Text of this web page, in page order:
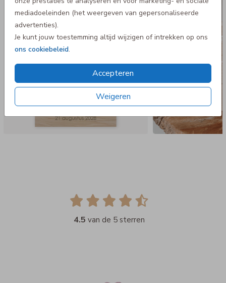
mediadoeleinden (het weergeven van gepersonaliseerde
advertenties).
Je kunt jouw toestemming altijd wijzigen of intrekken op ons
ons cookiebeleid.
Accepteren
Weigeren
4.5 van de 5 sterren